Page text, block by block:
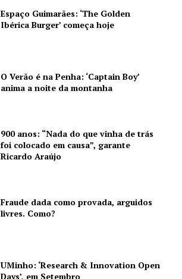
Espaço Guimarães: ‘The Golden
Ibérica Burger’ começa hoje
O Verão é na Penha: ‘Captain Boy’
anima a noite da montanha
900 anos: “Nada do que vinha de trás
foi colocado em causa”, garante
Ricardo Araújo
Fraude dada como provada, arguidos
livres. Como?
UMinho: ‘Research & Innovation Open
Days’, em Setembro